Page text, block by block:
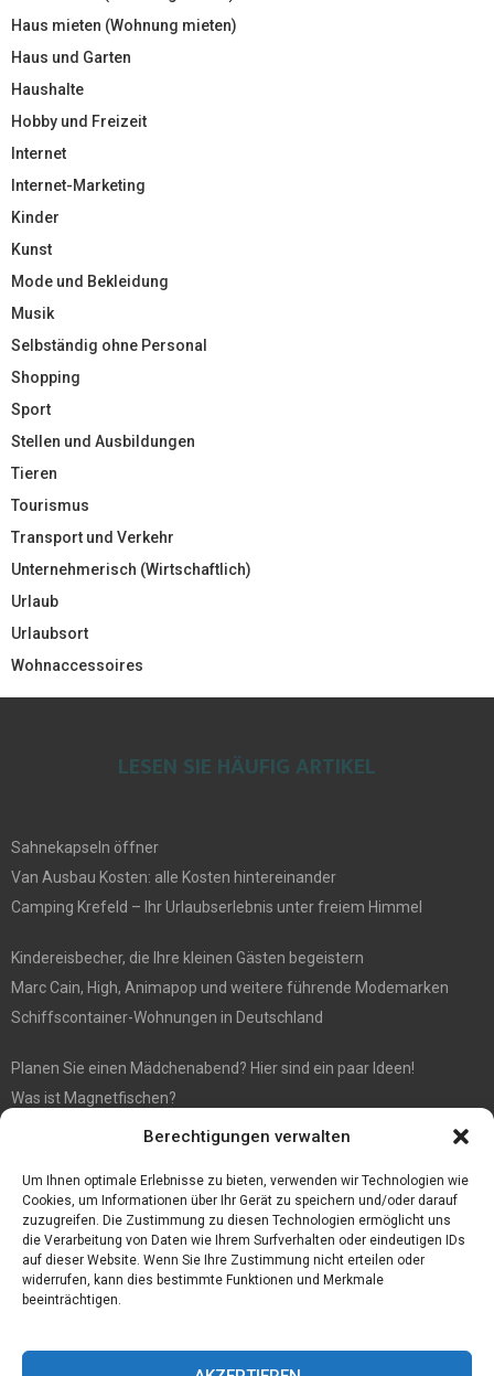
Berechtigungen verwalten
Um Ihnen optimale Erlebnisse zu bieten, verwenden wir Technologien wie
Cookies, um Informationen über Ihr Gerät zu speichern und/oder darauf
zuzugreifen. Die Zustimmung zu diesen Technologien ermöglicht uns
die Verarbeitung von Daten wie Ihrem Surfverhalten oder eindeutigen IDs
auf dieser Website. Wenn Sie Ihre Zustimmung nicht erteilen oder
widerrufen, kann dies bestimmte Funktionen und Merkmale
beeinträchtigen.
Haus mieten (Wohnung mieten)
Haus und Garten
Haushalte
Hobby und Freizeit
Internet
Internet-Marketing
Kinder
Kunst
Mode und Bekleidung
Musik
Selbständig ohne Personal
Shopping
Sport
Stellen und Ausbildungen
Tieren
Tourismus
Transport und Verkehr
Unternehmerisch (Wirtschaftlich)
Urlaub
Urlaubsort
Wohnaccessoires
LESEN SIE HÄUFIG ARTIKEL
Sahnekapseln öffner
Van Ausbau Kosten: alle Kosten hintereinander
Camping Krefeld – Ihr Urlaubserlebnis unter freiem Himmel
Kindereisbecher, die Ihre kleinen Gästen begeistern
Marc Cain, High, Animapop und weitere führende Modemarken
Schiffscontainer-Wohnungen in Deutschland
Planen Sie einen Mädchenabend? Hier sind ein paar Ideen!
Was ist Magnetfischen?
FIFA 21 FOF PTG Überprüfung
Sport Kort: Chelsea-Trainer pausiert für ein Spiel